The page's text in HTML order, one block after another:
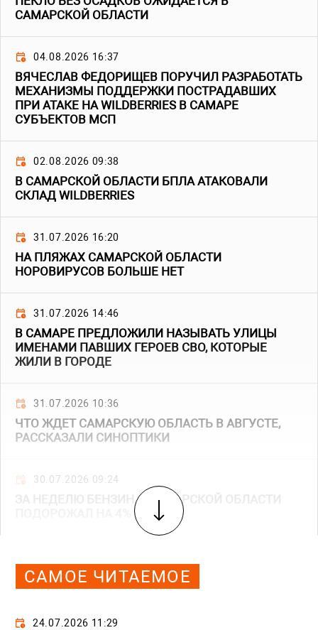
САМАРСКОЙ ОБЛАСТИ
04.08.2026 16:37
ВЯЧЕСЛАВ ФЕДОРИЩЕВ ПОРУЧИЛ РАЗРАБОТАТЬ
МЕХАНИЗМЫ ПОДДЕРЖКИ ПОСТРАДАВШИХ
ПРИ АТАКЕ НА WILDBERRIES В САМАРЕ
СУБЪЕКТОВ МСП
02.08.2026 09:38
В САМАРСКОЙ ОБЛАСТИ БПЛА АТАКОВАЛИ
СКЛАД WILDBERRIES
31.07.2026 16:20
НА ПЛЯЖАХ САМАРСКОЙ ОБЛАСТИ
НОРОВИРУСОВ БОЛЬШЕ НЕТ
31.07.2026 14:46
В САМАРЕ ПРЕДЛОЖИЛИ НАЗЫВАТЬ УЛИЦЫ
ИМЕНАМИ ПАВШИХ ГЕРОЕВ СВО, КОТОРЫЕ
ЖИЛИ В ГОРОДЕ
31.07.2026 10:36
ЧТО ЖДЕТ САМАРСКУЮ ОБЛАСТЬ В АВГУСТЕ,
РАССКАЗАЛИ СИНОПТИКИ
30.07.2026 09:24
ЗА НЕДЕЛЮ БЕНЗИН В САМАРСКОЙ ОБЛАСТИ
САМОЕ ЧИТАЕМОЕ
24.07.2026 11:29